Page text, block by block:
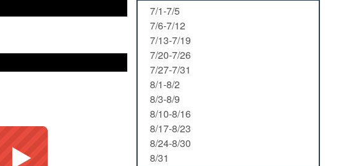
7/1-7/5
7/6-7/12
7/13-7/19
7/20-7/26
7/27-7/31
8/1-8/2
8/3-8/9
8/10-8/16
8/17-8/23
8/24-8/30
8/31